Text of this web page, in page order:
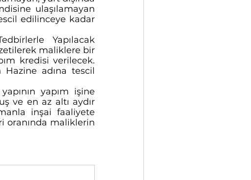
ulaşılamayan
edilinceye kadar
Yapılacak
maliklere bir
kredisi verilecek.
Hazine adına tescil
yapım işine
ve en az altı aydır
inşai faaliyete
oranında maliklerin